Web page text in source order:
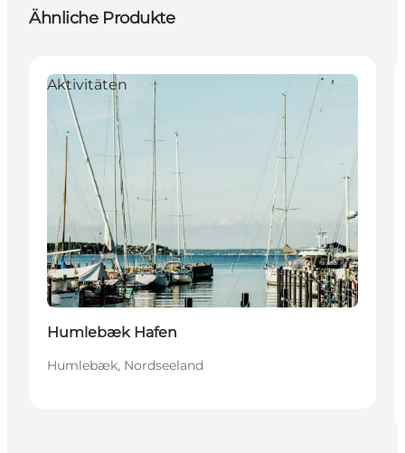
Ähnliche Produkte
Aktivitäten
Humlebæk Hafen
Humlebæk, Nordseeland